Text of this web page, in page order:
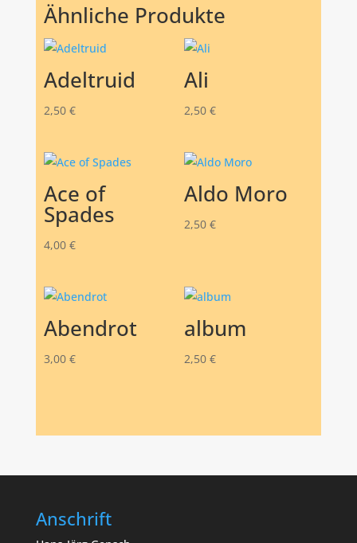
Ähnliche Produkte
Adeltruid
2,50 €
Ali
2,50 €
Ace of
Spades
4,00 €
Aldo Moro
2,50 €
Abendrot
3,00 €
album
2,50 €
Anschrift